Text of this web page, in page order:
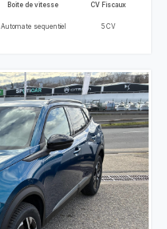
Boite de vitesse
Automate sequentiel
CV Fiscaux
5 CV